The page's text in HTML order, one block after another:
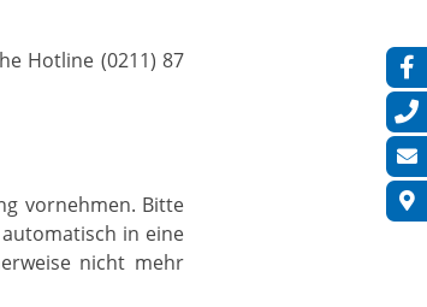
Hotline (0211) 87
vornehmen. Bitte
in eine
nicht mehr